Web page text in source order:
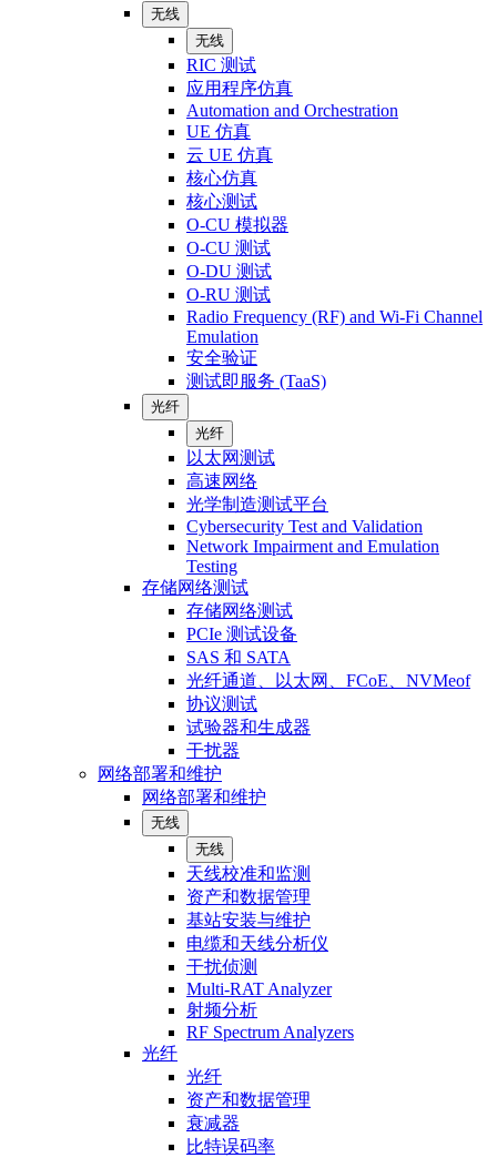
无线
无线
RIC 测试
应用程序仿真
Automation and Orchestration
UE 仿真
云 UE 仿真
核心仿真
核心测试
O-CU 模拟器
O-CU 测试
O-DU 测试
O-RU 测试
Radio Frequency (RF) and Wi-Fi Channel
Emulation
安全验证
测试即服务 (TaaS)
光纤
光纤
以太网测试
高速网络
光学制造测试平台
Cybersecurity Test and Validation
Network Impairment and Emulation
Testing
存储网络测试
存储网络测试
PCIe 测试设备
SAS 和 SATA
光纤通道、以太网、FCoE、NVMeof
协议测试
试验器和生成器
干扰器
网络部署和维护
网络部署和维护
无线
无线
天线校准和监测
资产和数据管理
基站安装与维护
电缆和天线分析仪
干扰侦测
Multi-RAT Analyzer
射频分析
RF Spectrum Analyzers
光纤
光纤
资产和数据管理
衰减器
比特误码率